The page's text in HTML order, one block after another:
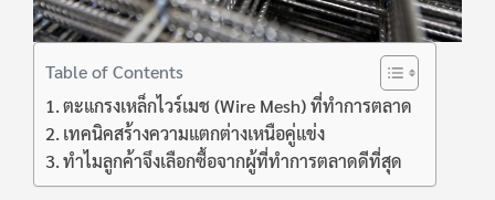
Table of Contents
ตะแกรงเหล็กไวร์เมช (Wire Mesh) ที่ทำการตลาด
เทคนิคสร้างความแตกต่างเหนือคู่แข่ง
ทำไมลูกค้าจึงเลือกซื้อจากผู้ที่ทำการตลาดดีที่สุด